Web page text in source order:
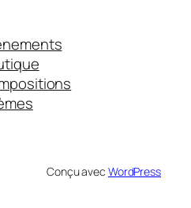
Conçu avec WordPress